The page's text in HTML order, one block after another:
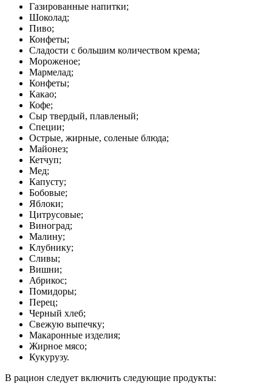
Газированные напитки;
Шоколад;
Пиво;
Конфеты;
Сладости с большим количеством крема;
Мороженое;
Мармелад;
Конфеты;
Какао;
Кофе;
Сыр твердый, плавленый;
Специи;
Острые, жирные, соленые блюда;
Майонез;
Кетчуп;
Мед;
Капусту;
Бобовые;
Яблоки;
Цитрусовые;
Виноград;
Малину;
Клубнику;
Сливы;
Вишни;
Абрикос;
Помидоры;
Перец;
Черный хлеб;
Свежую выпечку;
Макаронные изделия;
Жирное мясо;
Кукурузу.
В рацион следует включить следующие продукты: